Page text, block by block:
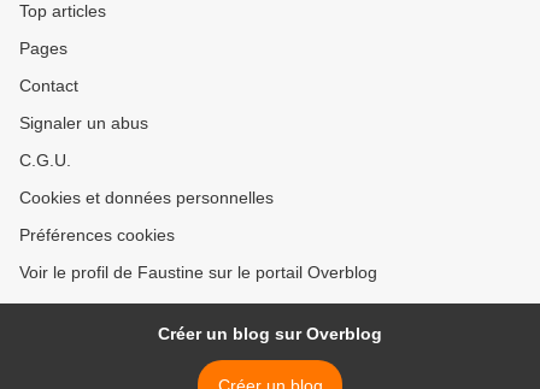
Top articles
Pages
Contact
Signaler un abus
C.G.U.
Cookies et données personnelles
Préférences cookies
Voir le profil de Faustine sur le portail Overblog
Créer un blog sur Overblog